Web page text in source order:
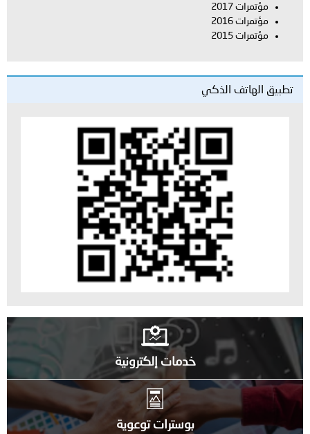
مؤتمرات 2017
مؤتمرات 2016
مؤتمرات 2015
تطبيق الهاتف الذكي
خدمات إلكترونية
بوسترات توعوية